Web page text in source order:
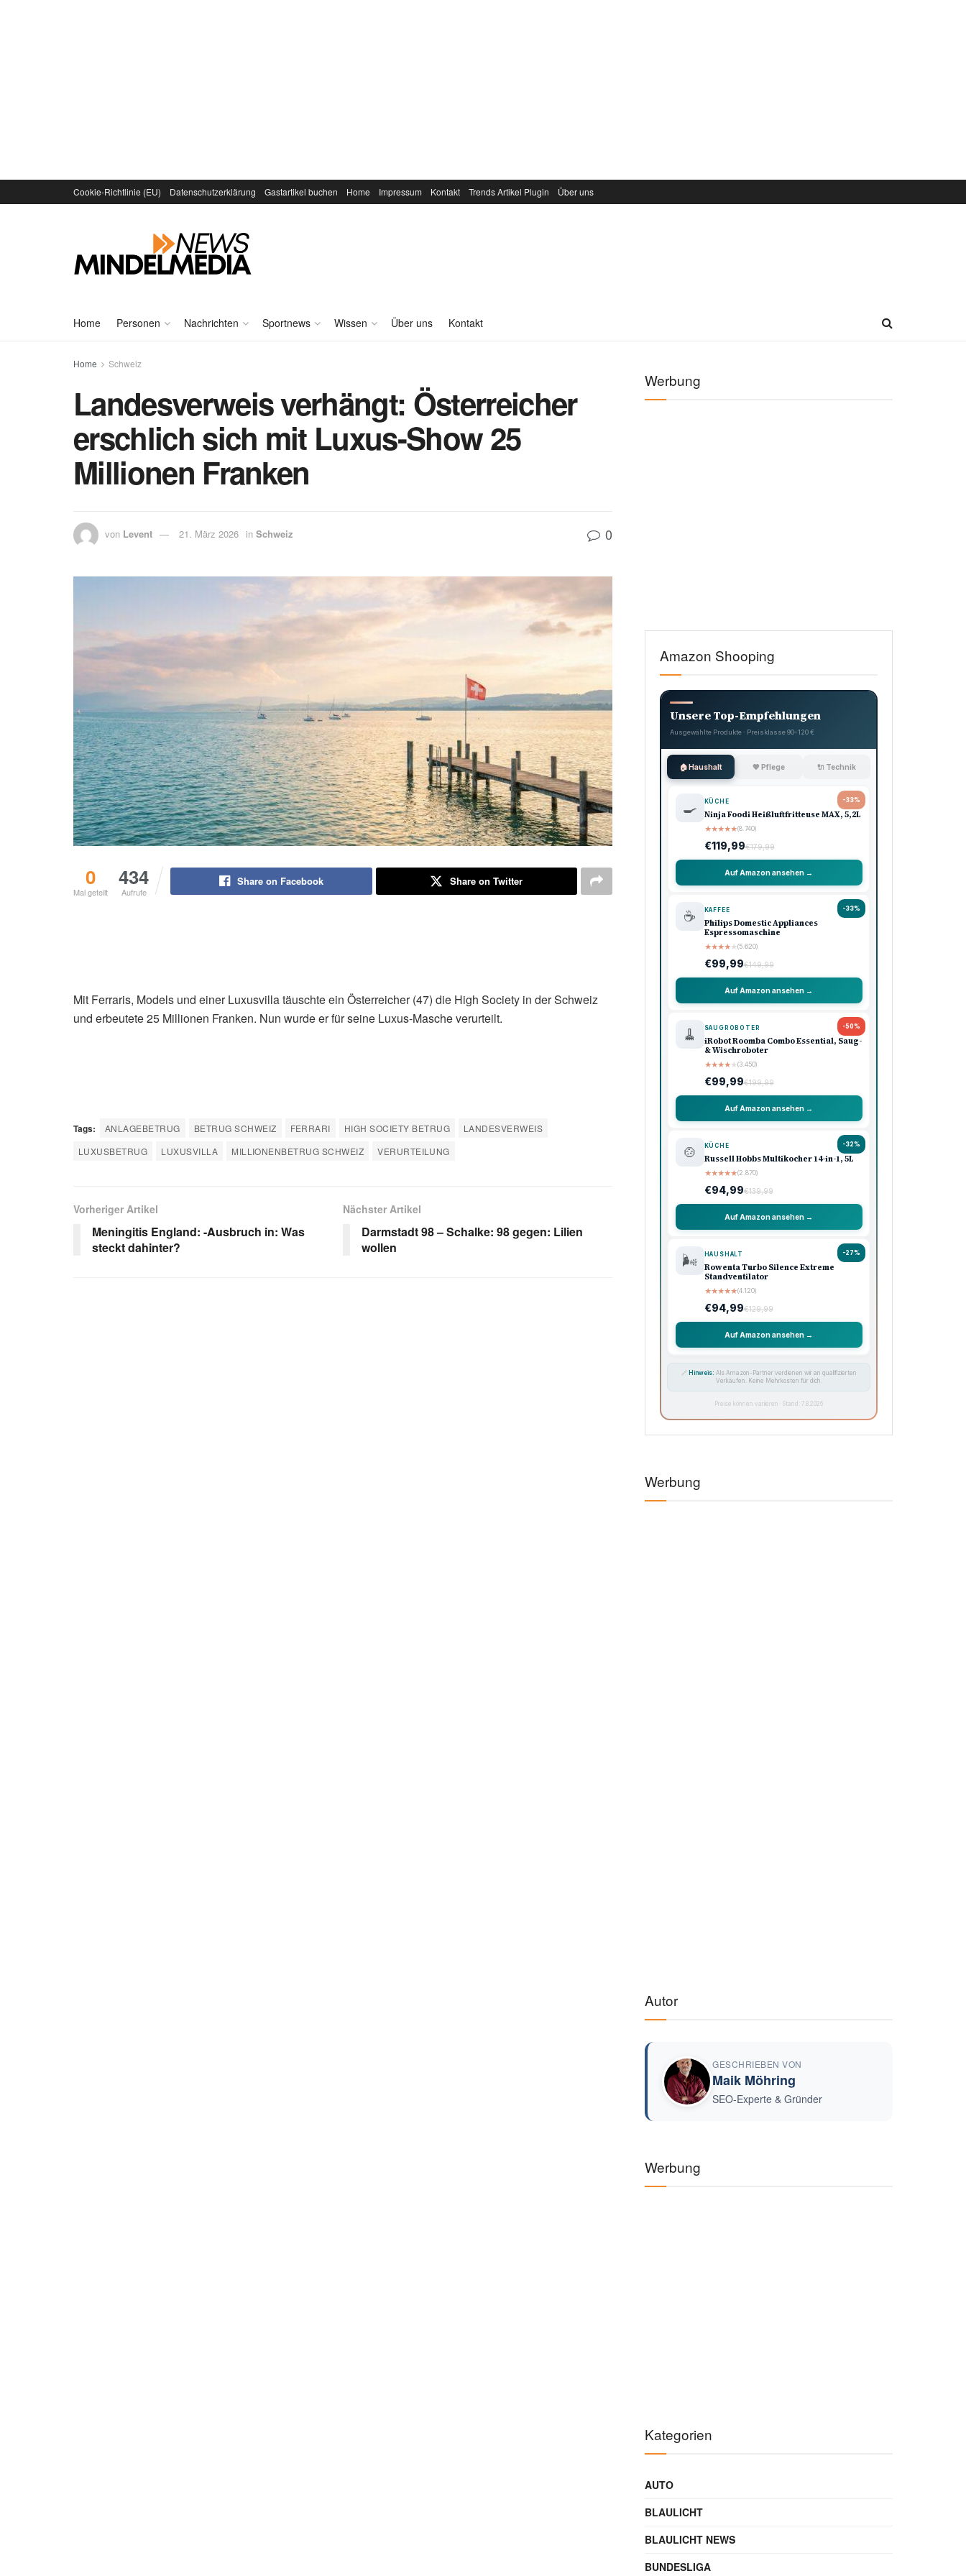
Cookie-Richtlinie (EU) Datenschutzerklärung Gastartikel buchen Home Impressum Kontakt Trends Artikel Plugin Über uns
Home Personen Nachrichten Sportnews Wissen Über uns Kontakt
Home Schweiz
Landesverweis verhängt: Österreicher
erschlich sich mit Luxus-Show 25
Millionen Franken
von Levent 21. März 2026 in Schweiz 0
0
Mal geteilt
434
Aufrufe
Share on Facebook Share on Twitter
Mit Ferraris, Models und einer Luxusvilla täuschte ein Österreicher (47) die High Society in der Schweiz
und erbeutete 25 Millionen Franken. Nun wurde er für seine Luxus-Masche verurteilt.
Tags: ANLAGEBETRUG BETRUG SCHWEIZ FERRARI HIGH SOCIETY BETRUG
LANDESVERWEIS
LUXUSBETRUG
LUXUSVILLA MILLIONENBETRUG SCHWEIZ VERURTEILUNG
Vorheriger Artikel
Meningitis England: -Ausbruch in: Was
steckt dahinter?
Nächster Artikel
Darmstadt 98 – Schalke: 98 gegen: Lilien
wollen
Werbung
Amazon Shooping
Unsere Top-Empfehlungen
Ausgewählte Produkte · Preisklasse 90–120 €
🏠 Haushalt 💖 Pflege 🔌 Technik
-33%
🍳 KÜCHE
Ninja Foodi Heißluftfritteuse MAX, 5,2L
★★★★★(8.740)
€119,99€179,99
Auf Amazon ansehen →
-33%
☕ KAFFEE
Philips Domestic Appliances
Espressomaschine
★★★★★(5.620)
€99,99€149,99
Auf Amazon ansehen →
-50%
🧹 SAUGROBOTER
iRobot Roomba Combo Essential, Saug-
& Wischroboter
★★★★★(3.450)
€99,99€199,99
Auf Amazon ansehen →
-32%
🍲 KÜCHE
Russell Hobbs Multikocher 14-in-1, 5L
★★★★★(2.870)
€94,99€139,99
Auf Amazon ansehen →
-27%
🌬️ HAUSHALT
Rowenta Turbo Silence Extreme
Standventilator
★★★★★(4.120)
€94,99€129,99
Auf Amazon ansehen →
🔗 Hinweis: Als Amazon-Partner verdienen wir an qualifizierten
Verkäufen. Keine Mehrkosten für dich.
Preise können variieren · Stand: 7.8.2026
Werbung
Autor
GESCHRIEBEN VON
Maik Möhring
SEO-Experte & Gründer
Werbung
Kategorien
AUTO
BLAULICHT
BLAULICHT NEWS
BUNDESLIGA